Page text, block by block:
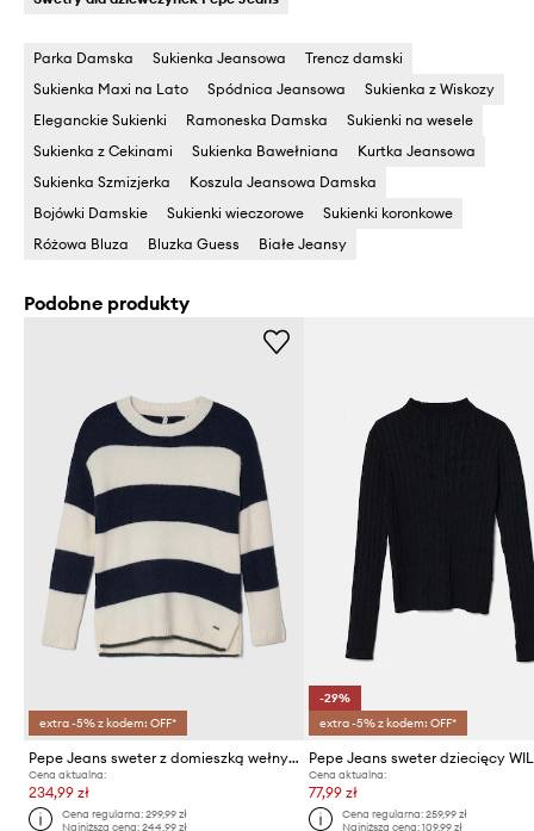
Parka Damska Sukienka Jeansowa
Trencz damski
Sukienka Maxi na Lato
Spódnica Jeansowa
Sukienka z Wiskozy
Eleganckie Sukienki
Ramoneska Damska
Sukienki na wesele
Sukienka z Cekinami
Sukienka Bawełniana
Kurtka Jeansowa
Sukienka Szmizjerka
Koszula Jeansowa Damska
Bojówki Damskie
Sukienki wieczorowe
Sukienki koronkowe
Różowa Bluza
Bluzka Guess Białe Jeansy
Podobne produkty
extra -5% z kodem: OFF*
Pepe Jeans sweter z domieszką wełny dziecięcy
Cena aktualna:
234,99 zł
Cena regularna:299,99 zł
Najniższa cena:244,99 zł
-29%
extra -5% z kodem: OFF*
Pepe Jeans sweter dziecięcy
Cena aktualna:
77,99 zł
Cena regularna: 259,99 zł
Najniższa cena: 109,99 zł